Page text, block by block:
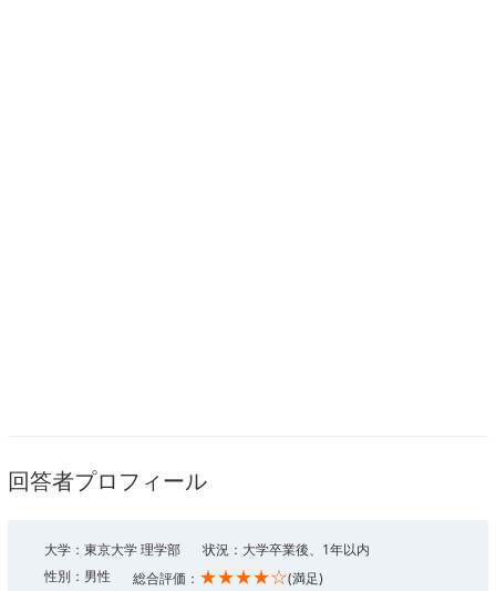
回答者プロフィール
大学：東京大学 理学部
状況：大学卒業後、1年以内
性別：男性
総合評価： ★★★★☆(満足)